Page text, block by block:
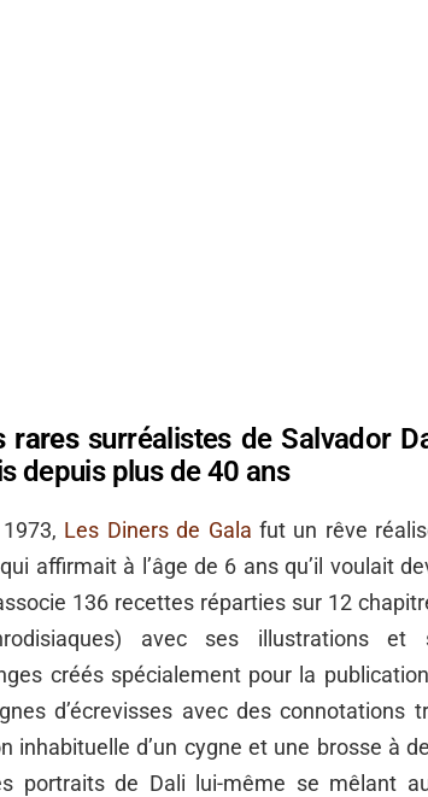
raressurréalistes de Salvador
depuis plus de 40 ans
Les Diners de Gala fut un rêve
affirmait à l’âge de 6 ans qu’il voulait
136 recettes réparties sur 12
avec ses illustrations et
créés spécialement pour la
d’écrevisses avec des connotations
inhabituelle d’un cygne et une brosse à
portraits de Dali lui-même se mêlant